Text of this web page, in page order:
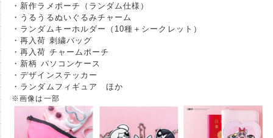
・新作ラメポーチ（ランダム仕様）
・うるうるぬいぐるみチャーム
・ランダムキーホルダー（10種＋シークレット）
・再入荷 刺繍バッグ
・再入荷 チャームポーチ
・新柄 パソコンケース
・デザインステッカー
・ランダムフィギュア ほか
※画像は一部